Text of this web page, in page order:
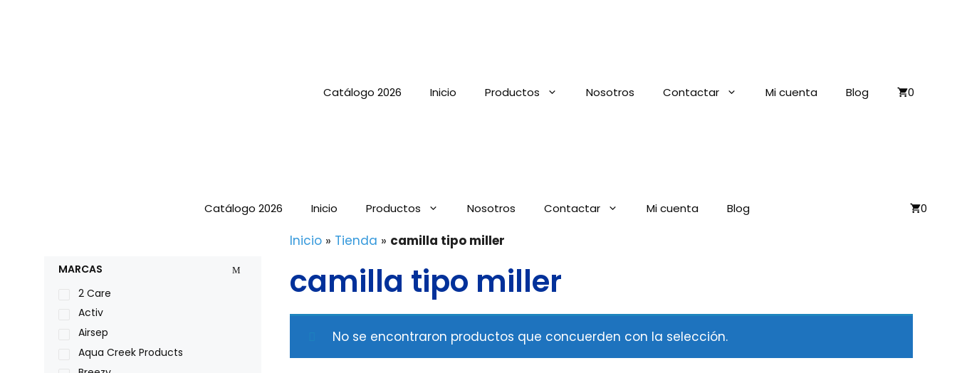
Catálogo 2026 Inicio Productos Nosotros Contactar Mi cuenta Blog 0
Catálogo 2026 Inicio Productos Nosotros Contactar Mi cuenta Blog 0
Inicio » Tienda » camilla tipo miller
camilla tipo miller
No se encontraron productos que concuerden con la selección.
MARCAS
2 Care
Activ
Airsep
Aqua Creek Products